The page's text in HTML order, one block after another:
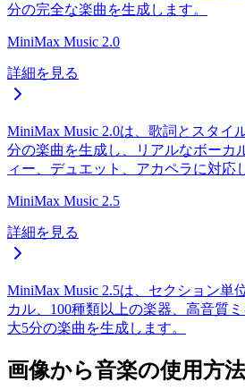
分の完全な楽曲を生成します。
MiniMax Music 2.0
詳細を見る
MiniMax Music 2.0は、歌詞とスタイ
分の楽曲を生成し、リアルなボーカ
ィー、デュエット、アカペラに対応
MiniMax Music 2.5
詳細を見る
MiniMax Music 2.5は、セクション単
カル、100種類以上の楽器、高音質
大5分の楽曲を生成します。
画像から音楽の使用方法